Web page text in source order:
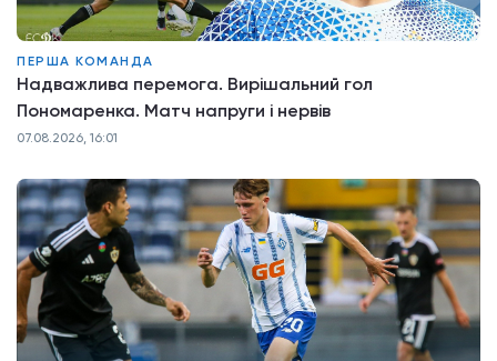
ПЕРША КОМАНДА
Надважлива перемога. Вирішальний гол
Пономаренка. Матч напруги і нервів
07.08.2026, 16:01